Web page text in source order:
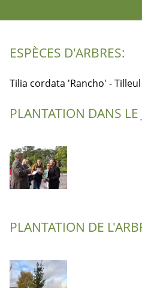
ESPÈCES D'ARBRES:
Tilia cordata 'Rancho' -
PLANTATION DANS
PLANTATION DE